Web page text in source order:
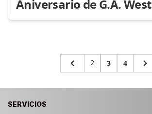
Aniversario de G.A. West
2 3 4
SERVICIOS